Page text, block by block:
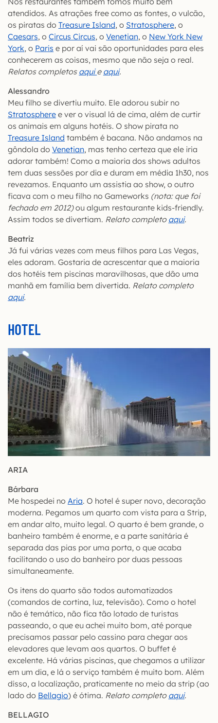
atendidos. As atrações free como as fontes, o vulcão,
os piratas do Treasure Island, o Stratosphere, o
Caesars, o Circus Circus, o Venetian, o New York New
York, o Paris e por aí vai são oportunidades para eles
conhecerem as coisas, mesmo que não seja o real.
Relatos completos aquie aqui.
Alessandro
Meu filho se divertiu muito. Ele adorou subir no
Stratosphere e ver o visual lá de cima, além de curtir
os animais em alguns hotéis. O show pirata no
Treasure Island também é bacana. Não andamos na
gôndola do Venetian, mas tenho certeza que ele iria
adorar também! Como a maioria dos shows adultos
tem duas sessões por dia e duram em média 1h30, nos
revezamos. Enquanto um assistia ao show, o outro
ficava com o meu filho no Gameworks (nota: que foi
fechado em 2012)ou algum restaurante kids-friendly.
Assim todos se divertiam. Relato completo aqui.
Beatriz
Já fui várias vezes com meus filhos para Las Vegas,
eles adoram. Gostaria de acrescentar que a maioria
dos hotéis tem piscinas maravilhosas, que dão uma
manhã em família bem divertida. Relato completo
aqui.
HOTEL
ARIA
Bárbara
Me hospedei no Aria. O hotel é super novo, decoração
moderna. Pegamos um quarto com vista para a Strip,
em andar alto, muito legal. O quarto é bem grande, o
banheiro também é enorme, e a parte sanitária é
separada das pias por uma porta, o que acaba
facilitando o uso do banheiro por duas pessoas
simultaneamente.
Os itens do quarto são todos automatizados
(comandos de cortina, luz, televisão). Como o hotel
não é temático, não fica tão lotado de turistas
passeando, o que eu achei muito bom, até porque
precisamos passar pelo cassino para chegar aos
elevadores que levam aos quartos. O buffet é
excelente. Há várias piscinas, que chegamos a utilizar
em um dia, e lá o serviço também é muito bom. Além
disso, a localização, praticamente no meio da strip (ao
lado do Bellagio) é ótima. Relato completo aqui.
BELLAGIO